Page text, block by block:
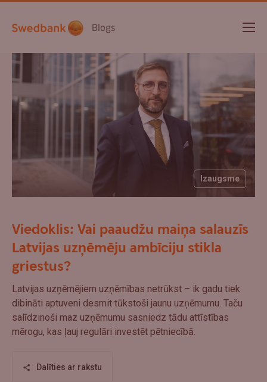
Blogs
Izaugsme
Viedoklis: Vai paaudžu maiņa salauzīs
Latvijas uzņēmēju ambīciju stikla
griestus?
Latvijas uzņēmējiem uzņēmības netrūkst – ik gadu tiek
dibināti aptuveni desmit tūkstoši jaunu uzņēmumu. Taču
salīdzinoši maz uzņēmumu sasniedz tādu attīstības
mērogu, kas ļauj regulāri investēt pētniecībā.
Dalīties ar rakstu